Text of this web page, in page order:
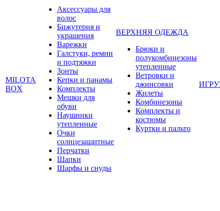
MILOTA
BOX
Аксессуары для
волос
Бижутерия и
украшения
Варежки
Галстуки, ремни
и подтяжки
Зонты
Кепки и панамы
Комплекты
Мешки для
обуви
Наушники
утепленные
Очки
солнцезащитные
Перчатки
Шапки
Шарфы и снуды
ВЕРХНЯЯ ОДЕЖДА
Брюки и
полукомбинезоны
утепленные
Ветровки и
джинсовки
Жилеты
Комбинезоны
Комплекты и
костюмы
Куртки и пальто